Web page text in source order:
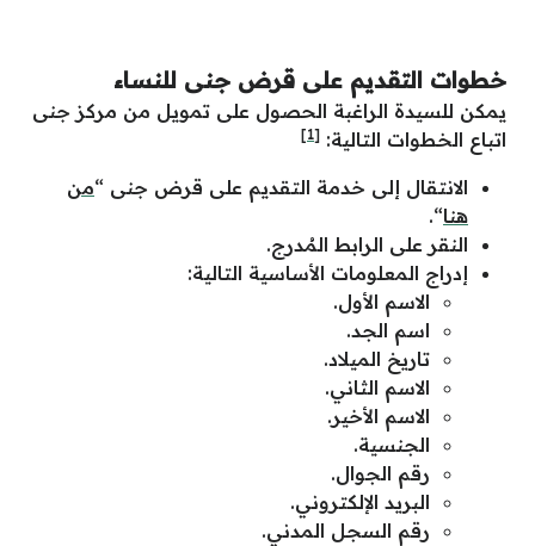
خطوات التقديم على قرض جنى للنساء
يمكن للسيدة الراغبة الحصول على تمويل من مركز جنى
اتباع الخطوات التالية: [1]
الانتقال إلى خدمة التقديم على قرض جنى “من
هنا“.
النقر على الرابط المُدرج.
إدراج المعلومات الأساسية التالية:
الاسم الأول.
اسم الجد.
تاريخ الميلاد.
الاسم الثاني.
الاسم الأخير.
الجنسية.
رقم الجوال.
البريد الإلكتروني.
رقم السجل المدني.